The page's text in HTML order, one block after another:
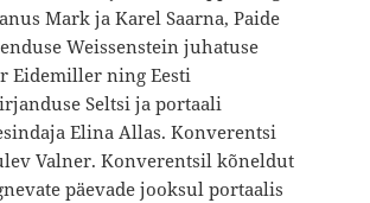
Mark ja Karel Saarna, Paide
Weissenstein juhatuse
Eidemiller ning Eesti
Seltsi ja portaali
Elina Allas. Konverentsi
Valner. Konverentsil kõneldut
päevade jooksul portaalis